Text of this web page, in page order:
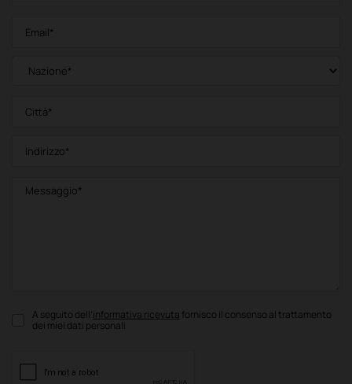
A seguito dell’informativa ricevuta fornisco il consenso al trattamento
dei miei dati personali